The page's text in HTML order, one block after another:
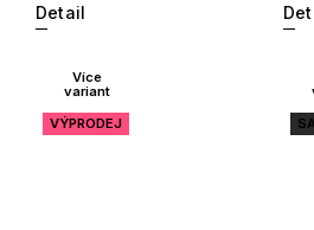
Detail
Více
variant
VÝPRODEJ